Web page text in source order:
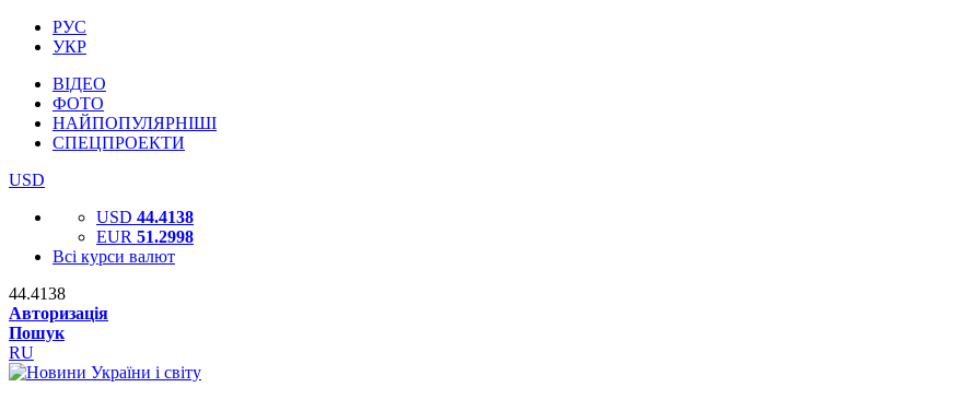
РУС
УКР
ВІДЕО
ФОТО
НАЙПОПУЛЯРНІШІ
СПЕЦПРОЕКТИ
USD
USD 44.4138
EUR 51.2998
Всі курси валют
44.4138
Авторизація
Пошук
RU